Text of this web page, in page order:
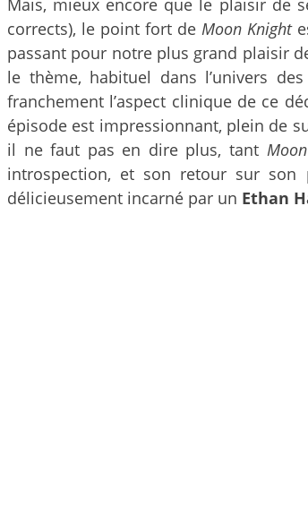
Mais, mieux encore que le plaisir de
corrects), le point fort deMoon Knight
passant pour notre plus grand plaisir
le thème, habituel dans l’univers
franchement l’aspect clinique de ce
épisode est impressionnant, plein de
il ne faut pas en dire plus, tant
introspection, et son retour sur son
délicieusement incarné par un Ethan